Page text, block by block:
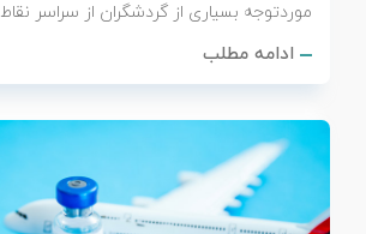
موردتوجه بسیاری از گردشگران از سراسر
ادامه مطلب